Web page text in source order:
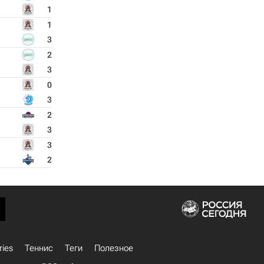
1
1
3
2
3
0
3
2
3
3
2
Теннис Теги
Полезное